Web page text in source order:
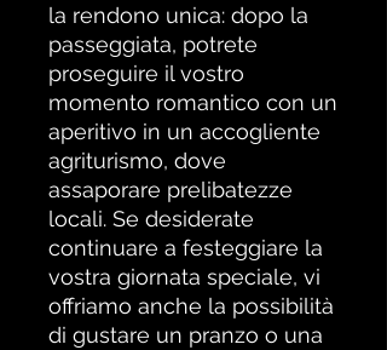
la rendono unica: dopo la
passeggiata, potrete
proseguire il vostro
momento romantico con un
aperitivo in un accogliente
agriturismo, dove
assaporare prelibatezze
locali. Se desiderate
continuare a festeggiare la
vostra giornata speciale, vi
offriamo anche la possibilità
di gustare un pranzo o una